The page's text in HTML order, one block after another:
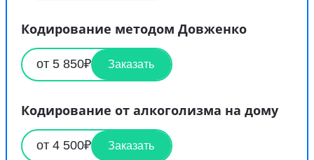
Кодирование методом Довженко
от 5 850₽ Заказать
Кодирование от алкоголизма на дому
от 4 500₽ Заказать